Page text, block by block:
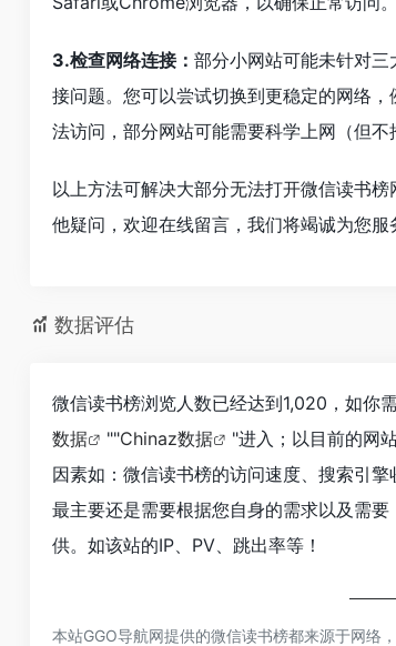
3.检查网络连接： 部分小网站可能未针对
接问题。您可以尝试切换到更稳定的网络
法访问，部分网站可能需要科学上网（但不
以上方法可解决大部分无法打开微信读书
他疑问，欢迎在线留言，我们将竭诚为您服
数据评估
微信读书榜浏览人数已经达到1,020，如你
数据
""Chinaz数据
"进入；以目前的网
因素如：微信读书榜的访问速度、搜索引
最主要还是需要根据您自身的需求以及需
供。如该站的IP、PV、跳出率等！
本站GGO导航网提供的微信读书榜都来源于网络